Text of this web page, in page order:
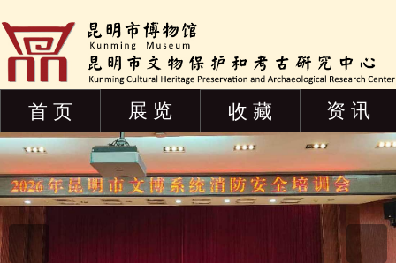
首 页 展 览 收 藏 资 讯